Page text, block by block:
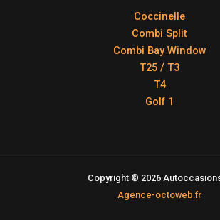
Coccinelle
Combi Split
Combi Bay Window
T25 / T3
T4
Golf 1
Copyright © 2026
Agence-octoweb.fr